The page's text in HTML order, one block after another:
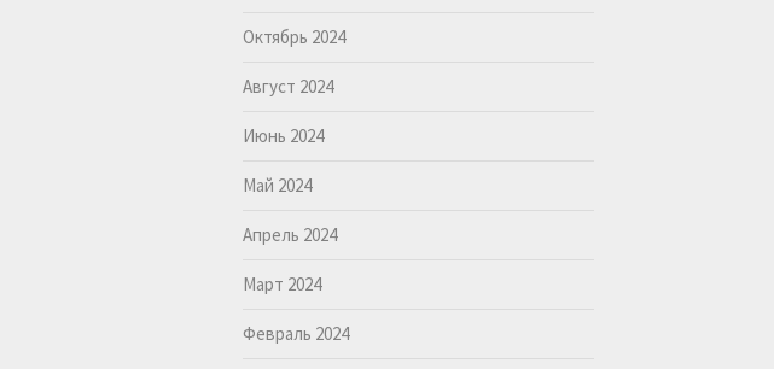
Октябрь 2024
Август 2024
Июнь 2024
Май 2024
Апрель 2024
Март 2024
Февраль 2024